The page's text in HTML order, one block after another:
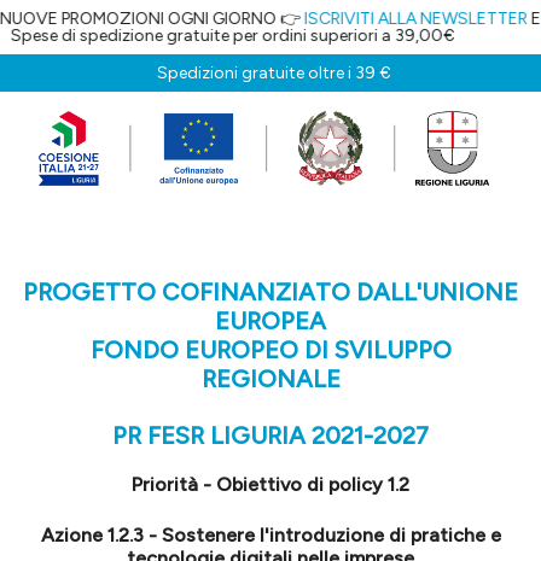
OGNI GIORNO 👉ISCRIVITI ALLA NEWSLETTERE OTTIENI IL 5%
gratuite per ordini superiori a 39,00€
Spedizioni gratuite oltre i 39 €
PROGETTO COFINANZIATO DALL'UNIONE
EUROPEA
FONDO EUROPEO DI SVILUPPO
REGIONALE
PR FESR LIGURIA 2021-2027
Priorità - Obiettivo di policy 1.2
Azione 1.2.3 - Sostenere l'introduzione di pratiche e